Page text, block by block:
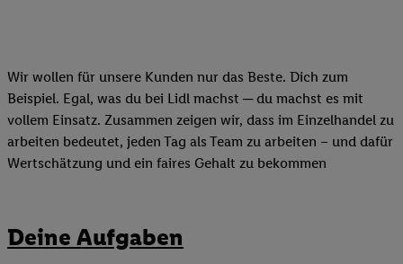
Wir wollen für unsere Kunden nur das Beste. Dich zum
Beispiel. Egal, was du bei Lidl machst ─ du machst es mit
vollem Einsatz. Zusammen zeigen wir, dass im Einzelhandel zu
arbeiten bedeutet, jeden Tag als Team zu arbeiten – und dafür
Wertschätzung und ein faires Gehalt zu bekommen
Deine Aufgaben